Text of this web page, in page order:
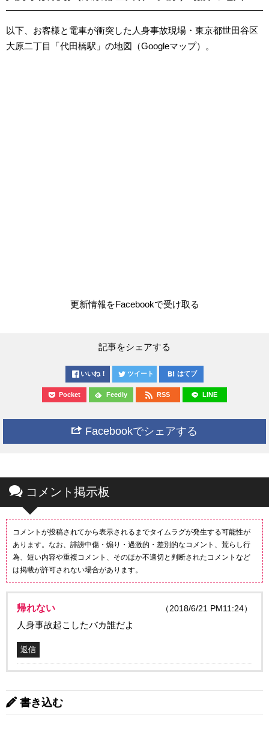
以下、お客様と電車が衝突した人身事故現場・東京都世田谷区
大原二丁目「代田橋駅」の地図（Googleマップ）。
更新情報をFacebookで受け取る
記事をシェアする
いいね！ ツイート はてブ
Pocket Feedly RSS LINE
Facebookでシェアする
コメント掲示板
コメントが投稿されてから表示されるまでタイムラグが発生する可能性が
あります。なお、誹謗中傷・煽り・過激的・差別的なコメント、荒らし行
為、短い内容や重複コメント、そのほか不適切と判断されたコメントなど
は掲載が許可されない場合があります。
帰れない （2018/6/21 PM11:24）
人身事故起こしたバカ誰だよ
返信
書き込む